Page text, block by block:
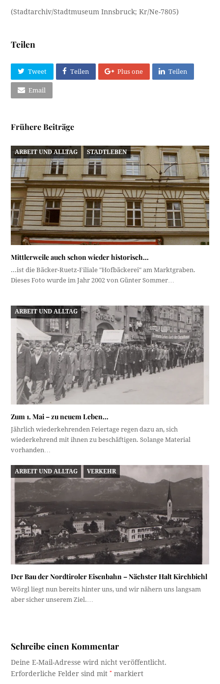
(Stadtarchiv/Stadtmuseum Innsbruck; Kr/Ne-7805)
Teilen
Tweet Teilen Plus one Teilen
Email
Frühere Beiträge
ARBEIT UND ALLTAG STADTLEBEN
Mittlerweile auch schon wieder historisch…
...ist die Bäcker-Ruetz-Filiale "Hofbäckerei" am Marktgraben.
Dieses Foto wurde im Jahr 2002 von Günter Sommer…
ARBEIT UND ALLTAG
Zum 1. Mai – zu neuem Leben…
Jährlich wiederkehrenden Feiertage regen dazu an, sich
wiederkehrend mit ihnen zu beschäftigen. Solange Material
vorhanden…
ARBEIT UND ALLTAG VERKEHR
Der Bau der Nordtiroler Eisenbahn – Nächster Halt Kirchbichl
Wörgl liegt nun bereits hinter uns, und wir nähern uns langsam
aber sicher unserem Ziel.…
Schreibe einen Kommentar
Deine E-Mail-Adresse wird nicht veröffentlicht.
Erforderliche Felder sind mit* markiert